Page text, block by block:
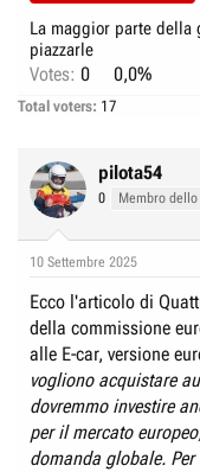
La maggior parte della
piazzarle
Votes: 0 0,0%
Total voters 17
pilota54
0 Membro dello
10 Settembre 2025
Ecco l'articolo di
della commissione
alle E-car, versione
vogliono acquistare
dovremmo investire
per il mercato
domanda globale.